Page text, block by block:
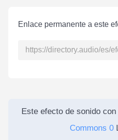
Enlace permanente a este
Este efecto de sonido
Commons 0